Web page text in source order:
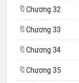
🔖 Chương 32
🔖 Chương 33
🔖 Chương 34
🔖 Chương 35